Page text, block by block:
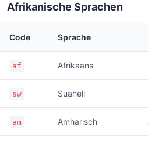
Afrikanische Sprachen
Code Sprache
af Afrikaans
sw Suaheli
am Amharisch